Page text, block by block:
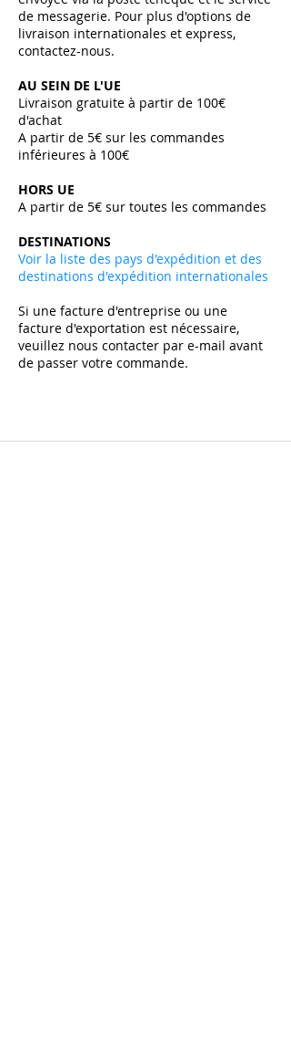
de messagerie. Pour plus d'options de
livraison internationales et express,
contactez-nous.
AU SEIN DE L'UE
Livraison gratuite à partir de 100€
d'achat
A partir de 5€ sur les commandes
inférieures à 100€
HORS UE
A partir de 5€ sur toutes les commandes ​
DESTINATIONS
Voir la liste des pays d'expédition et des
destinations d'expédition internationales
Si une facture d'entreprise ou une
facture d'exportation est nécessaire,
veuillez nous contacter par e-mail avant
de passer votre commande.